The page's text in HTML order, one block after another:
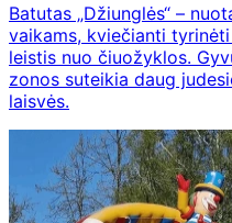
Batutas „Džiunglės“ –
vaikams, kviečianti
leistis nuo čiuožyklos.
zonos suteikia daug
laisvės.